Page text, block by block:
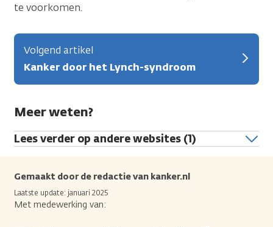
te voorkomen.
Volgend artikel
Kanker door het Lynch-syndroom
Meer weten?
Lees verder op andere websites (1)
Gemaakt door de redactie van kanker.nl
Laatste update: januari 2025
Met medewerking van: